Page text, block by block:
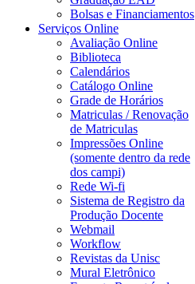
Bolsas e Financiamentos
Serviços Online
Avaliação Online
Biblioteca
Calendários
Catálogo Online
Grade de Horários
Matriculas / Renovação
de Matriculas
Impressões Online
(somente dentro da rede
dos campi)
Rede Wi-fi
Sistema de Registro da
Produção Docente
Webmail
Workflow
Revistas da Unisc
Mural Eletrônico